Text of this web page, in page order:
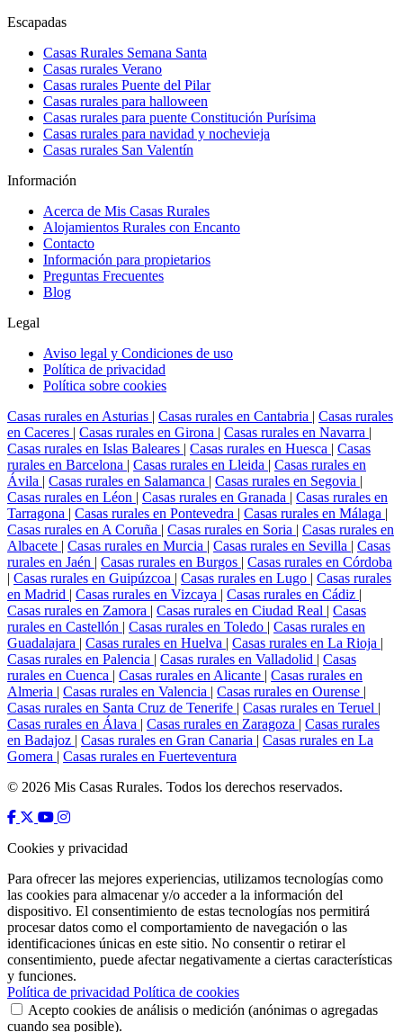
Escapadas
Casas Rurales Semana Santa
Casas rurales Verano
Casas rurales Puente del Pilar
Casas rurales para halloween
Casas rurales para puente Constitución Purísima
Casas rurales para navidad y nochevieja
Casas rurales San Valentín
Información
Acerca de Mis Casas Rurales
Alojamientos Rurales con Encanto
Contacto
Información para propietarios
Preguntas Frecuentes
Blog
Legal
Aviso legal y Condiciones de uso
Política de privacidad
Política sobre cookies
Casas rurales en Asturias | Casas rurales en Cantabria | Casas rurales
en Caceres | Casas rurales en Girona | Casas rurales en Navarra |
Casas rurales en Islas Baleares | Casas rurales en Huesca | Casas
rurales en Barcelona | Casas rurales en Lleida | Casas rurales en
Ávila | Casas rurales en Salamanca | Casas rurales en Segovia |
Casas rurales en Léon | Casas rurales en Granada | Casas rurales en
Tarragona | Casas rurales en Pontevedra | Casas rurales en Málaga |
Casas rurales en A Coruña | Casas rurales en Soria | Casas rurales en
Albacete | Casas rurales en Murcia | Casas rurales en Sevilla | Casas
rurales en Jaén | Casas rurales en Burgos | Casas rurales en Córdoba
| Casas rurales en Guipúzcoa | Casas rurales en Lugo | Casas rurales
en Madrid | Casas rurales en Vizcaya | Casas rurales en Cádiz |
Casas rurales en Zamora | Casas rurales en Ciudad Real | Casas
rurales en Castellón | Casas rurales en Toledo | Casas rurales en
Guadalajara | Casas rurales en Huelva | Casas rurales en La Rioja |
Casas rurales en Palencia | Casas rurales en Valladolid | Casas
rurales en Cuenca | Casas rurales en Alicante | Casas rurales en
Almeria | Casas rurales en Valencia | Casas rurales en Ourense |
Casas rurales en Santa Cruz de Tenerife | Casas rurales en Teruel |
Casas rurales en Álava | Casas rurales en Zaragoza | Casas rurales
en Badajoz | Casas rurales en Gran Canaria | Casas rurales en La
Gomera | Casas rurales en Fuerteventura
© 2026 Mis Casas Rurales. Todos los derechos reservados.
Cookies y privacidad
Para ofrecer las mejores experiencias, utilizamos tecnologías como
las cookies para almacenar y/o acceder a la información del
dispositivo. El consentimiento de estas tecnologías nos permitirá
procesar datos como el comportamiento de navegación o las
identificaciones únicas en este sitio. No consentir o retirar el
consentimiento, puede afectar negativamente a ciertas características
y funciones.
Política de privacidad Política de cookies
Acepto cookies de análisis o medición (anónimas o agregadas
cuando sea posible).